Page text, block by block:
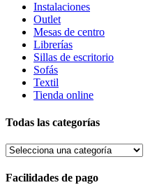
Instalaciones
Outlet
Mesas de centro
Librerías
Sillas de escritorio
Sofás
Textil
Tienda online
Todas las categorías
Facilidades de pago